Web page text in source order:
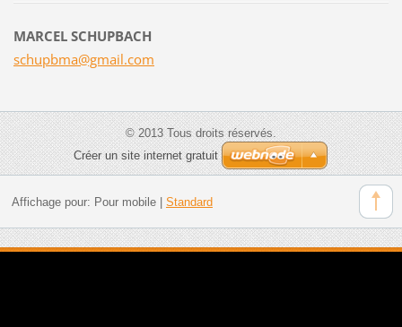
MARCEL SCHUPBACH
schupbma@gmail.com
© 2013 Tous droits réservés.
Créer un site internet gratuit
Affichage pour: Pour mobile| Standard